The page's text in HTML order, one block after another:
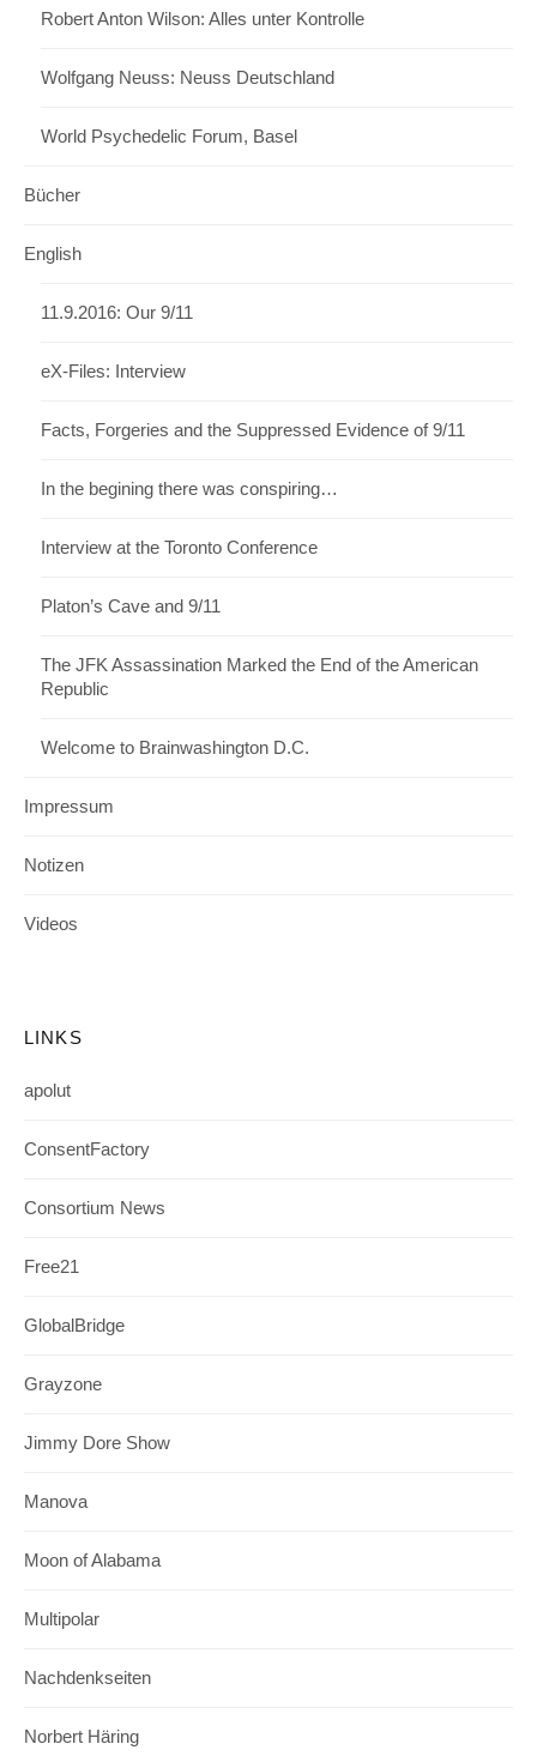
Robert Anton Wilson: Alles unter Kontrolle
Wolfgang Neuss: Neuss Deutschland
World Psychedelic Forum, Basel
Bücher
English
11.9.2016: Our 9/11
eX-Files: Interview
Facts, Forgeries and the Suppressed Evidence of 9/11
In the begining there was conspiring…
Interview at the Toronto Conference
Platon’s Cave and 9/11
The JFK Assassination Marked the End of the American
Republic
Welcome to Brainwashington D.C.
Impressum
Notizen
Videos
LINKS
apolut
ConsentFactory
Consortium News
Free21
GlobalBridge
Grayzone
Jimmy Dore Show
Manova
Moon of Alabama
Multipolar
Nachdenkseiten
Norbert Häring